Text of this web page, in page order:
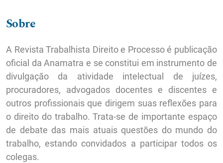
Sobre
A Revista Trabalhista Direito e Processo é publicação
oficial da Anamatra e se constitui em instrumento de
divulgação da atividade intelectual de juízes,
procuradores, advogados docentes e discentes e
outros profissionais que dirigem suas reflexões para
o direito do trabalho. Trata-se de importante espaço
de debate das mais atuais questões do mundo do
trabalho, estando convidados a participar todos os
colegas.